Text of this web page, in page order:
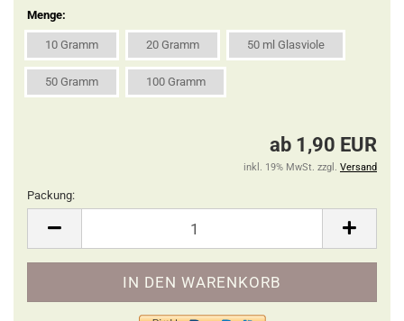
Menge:
10 Gramm 20 Gramm 50 ml Glasviole
50 Gramm 100 Gramm
ab 1,90 EUR
inkl. 19% MwSt. zzgl. Versand
Packung: